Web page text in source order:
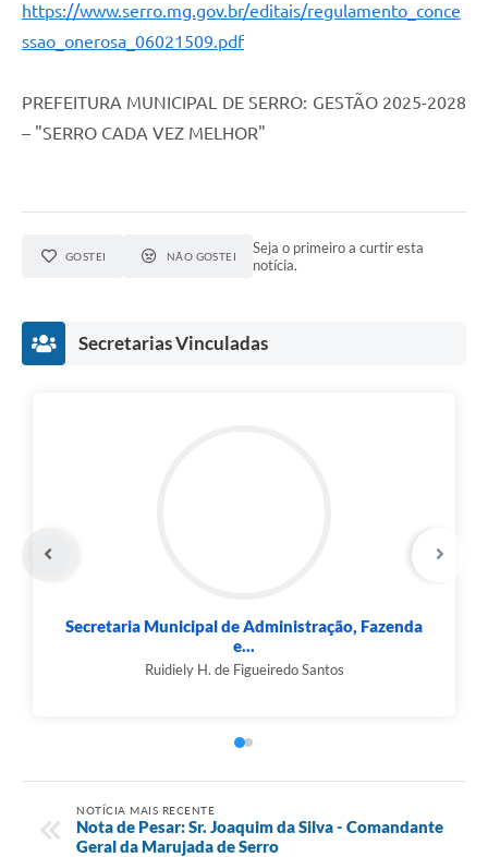
Radar da Transparência Pública
https://www.serro.mg.gov.br/editais/regulamento_conce
ssao_onerosa_06021509.pdf
PREFEITURA MUNICIPAL DE SERRO: GESTÃO 2025-2028
– "SERRO CADA VEZ MELHOR"
GOSTEI NÃO GOSTEI
Seja o primeiro a curtir esta
notícia.
Secretarias Vinculadas
Secretaria Municipal de Cultura, Turismo e...
Grasielle dos Reis Santos
NOTÍCIA MAIS RECENTE
Nota de Pesar: Sr. Joaquim da Silva - Comandante
Geral da Marujada de Serro